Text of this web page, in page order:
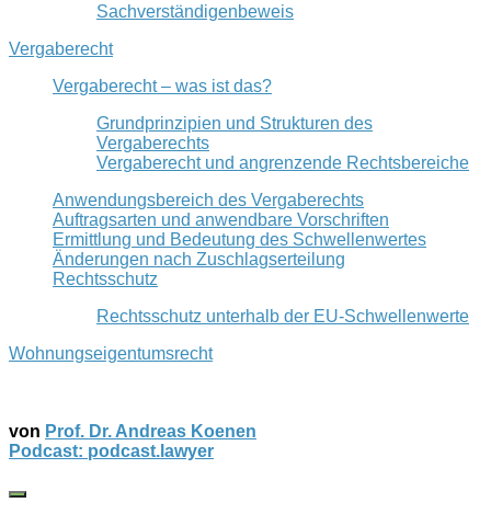
Sachverständigenbeweis
Vergaberecht
Vergaberecht – was ist das?
Grundprinzipien und Strukturen des
Vergaberechts
Vergaberecht und angrenzende Rechtsbereiche
Anwendungsbereich des Vergaberechts
Auftragsarten und anwendbare Vorschriften
Ermittlung und Bedeutung des Schwellenwertes
Änderungen nach Zuschlagserteilung
Rechtsschutz
Rechtsschutz unterhalb der EU-Schwellenwerte
Wohnungseigentumsrecht
von Prof. Dr. Andreas Koenen
Podcast: podcast.lawyer